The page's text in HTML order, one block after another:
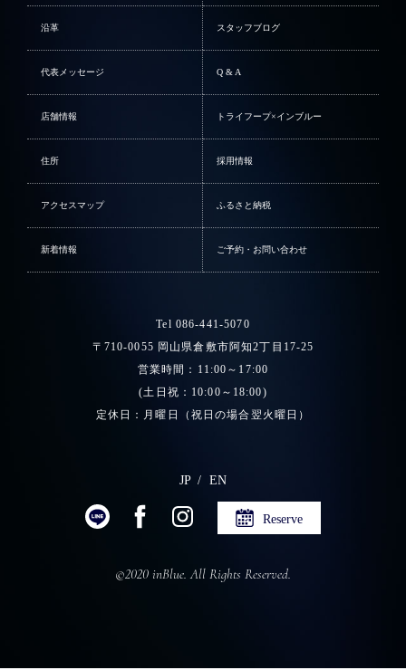
沿革 スタッフブログ
代表メッセージ Q & A
店舗情報 トライフープ×インブルー
住所 採用情報
アクセスマップ ふるさと納税
新着情報 ご予約・お問い合わせ
Tel 086-441-5070
〒710-0055 岡山県倉敷市阿知2丁目17-25
営業時間：11:00～17:00
(土日祝：10:00～18:00)
定休日：月曜日（祝日の場合翌火曜日）
JP EN
Reserve
©2020 inBlue. All Rights Reserved.